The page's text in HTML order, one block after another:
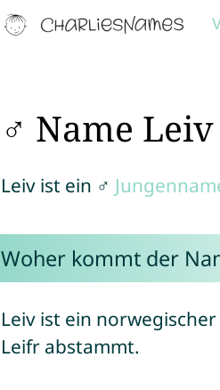
♂ Name Leiv
Leiv ist ein ♂
Woher kommt der
Leiv ist ein
Leifr abstammt.